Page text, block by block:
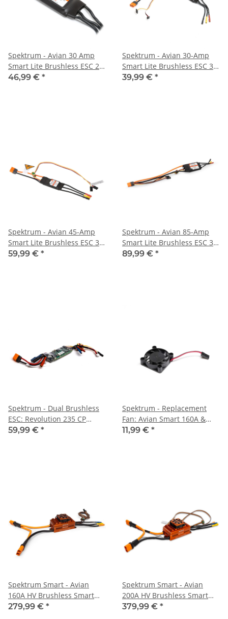
Spektrum - Avian 30 Amp
Smart Lite Brushless ESC 2S-
4S: IC3 (SPMXAE30D)
46,99 € *
Spektrum - Avian 30-Amp
Smart Lite Brushless ESC 3S-
4S: IC2 (SPMXAE30E)
39,99 € *
Spektrum - Avian 45-Amp
Smart Lite Brushless ESC 3S-
4S: IC3 (SPMXAE45D)
59,99 € *
Spektrum - Avian 85-Amp
Smart Lite Brushless ESC 3S-
6S: IC3 (SPMXAE85B)
89,99 € *
Spektrum - Dual Brushless
ESC: Revolution 235 CP
(SPMXAE1020C)
59,99 € *
Spektrum - Replacement
Fan: Avian Smart 160A &
200A ESC (SPMXAEF3)
11,99 € *
Spektrum Smart - Avian
160A HV Brushless Smart
ESC 6S-14S (SPMXAE1160HV)
279,99 € *
Spektrum Smart - Avian
200A HV Brushless Smart
ESC 6S-14S (SPMXAE1200HV)
379,99 € *